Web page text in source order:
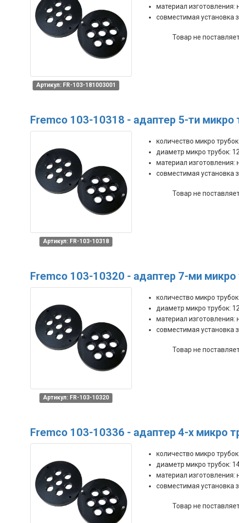
Артикул: FR-103-181003001
материал изготовления:
совместимая установка
Товар не
Fremco 103-10318 - адаптер 5-ти
Артикул: FR-103-10318
количество микро
диаметр микро трубок:
материал изготовления:
совместимая установка
Товар не
Fremco 103-10320 - адаптер 7-ми
Артикул: FR-103-10320
количество микро
диаметр микро трубок:
материал изготовления:
совместимая установка
Товар не
Fremco 103-10336 - адаптер 4-х микро
количество микро
диаметр микро трубок:
материал изготовления:
совместимая установка
Товар не